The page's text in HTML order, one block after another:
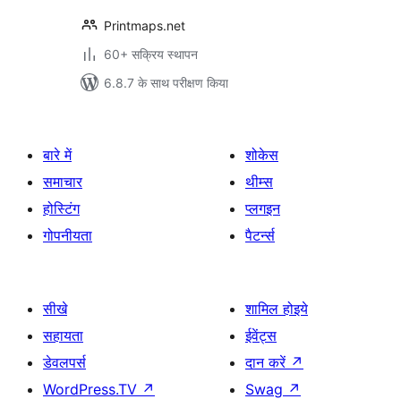
Printmaps.net
60+ सक्रिय स्थापन
6.8.7 के साथ परीक्षण किया
बारे में
समाचार
होस्टिंग
गोपनीयता
शोकेस
थीम्स
प्लगइन
पैटर्न्स
सीखे
सहायता
डेवलपर्स
WordPress.TV ↗
शामिल होइये
ईवेंट्स
दान करें ↗
Swag ↗